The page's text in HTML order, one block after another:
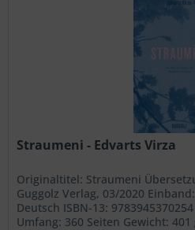
Straumeni - Edvarts Virza
Originaltitel: Straumeni
Guggolz Verlag, 03/2020
Deutsch ISBN-13:
Umfang: 360 Seiten Gewicht: